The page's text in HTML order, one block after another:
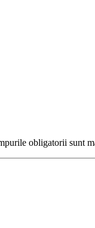
obligatorii sunt